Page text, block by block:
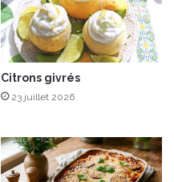
Citrons givrés
23 juillet 2026